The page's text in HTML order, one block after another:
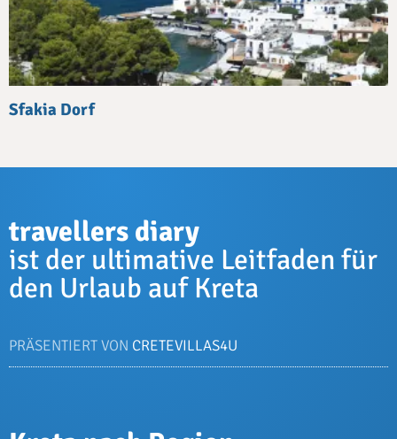
Sfakia Dorf
travellers diary
ist der ultimative Leitfaden für
den Urlaub auf Kreta
PRÄSENTIERT VON CRETEVILLAS4U